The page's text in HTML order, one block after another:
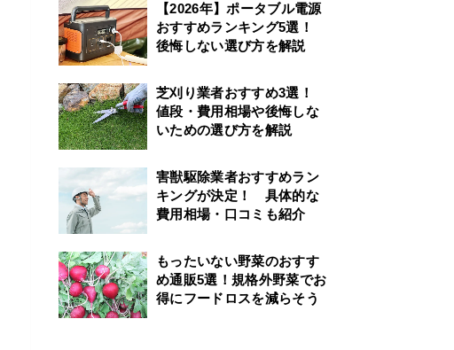
【2026年】ポータブル電源
おすすめランキング5選！
後悔しない選び方を解説
芝刈り業者おすすめ3選！
値段・費用相場や後悔しな
いための選び方を解説
害獣駆除業者おすすめラン
キングが決定！ 具体的な
費用相場・口コミも紹介
もったいない野菜のおすす
め通販5選！規格外野菜でお
得にフードロスを減らそう